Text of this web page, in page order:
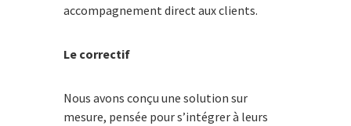
accompagnement direct aux clients.
Le correctif
Nous avons conçu une solution sur
mesure, pensée pour s’intégrer à leurs